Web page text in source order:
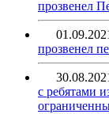
прозвенел
прозвенел
с ребятами